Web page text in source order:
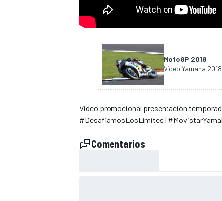
MotoGP 2018
Vídeo Yamaha 2018
Video promocional presentación
#DesafiamosLosLímites |
Comentarios